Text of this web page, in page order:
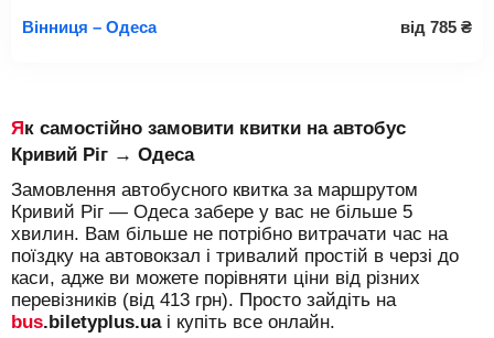
Вінниця – Одеса
від 785 ₴
Як самостійно замовити квитки на автобус
Кривий Ріг → Одеса
Замовлення автобусного квитка за маршрутом
Кривий Ріг — Одеса забере у вас не більше 5
хвилин. Вам більше не потрібно витрачати час на
поїздку на автовокзал і тривалий простій в черзі до
каси, адже ви можете порівняти ціни від різних
перевізників (від 413 грн). Просто зайдіть на
bus.biletyplus.uaі купіть все онлайн.